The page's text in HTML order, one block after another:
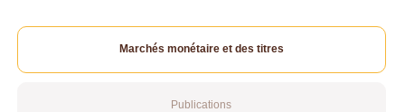
Marchés monétaire et des titres
Publications